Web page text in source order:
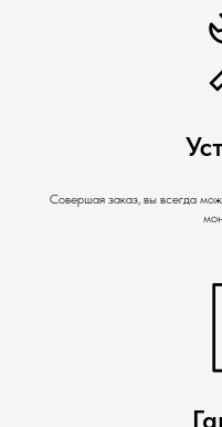
Совершая заказ, вы всегда